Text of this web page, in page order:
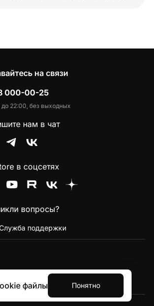
на связи
000-00-25
22:00, без выходных
нам в чат
в соцсетях
вопросы?
поддержки
файлы Понятно